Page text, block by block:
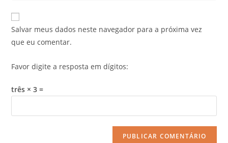
Salvar meus dados neste navegador para a próxima vez
que eu comentar.
Favor digite a resposta em dígitos:
três × 3 =